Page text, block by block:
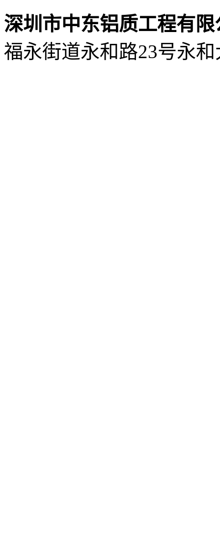
深圳市中东铝质工程有限
福永街道永和路23号永和